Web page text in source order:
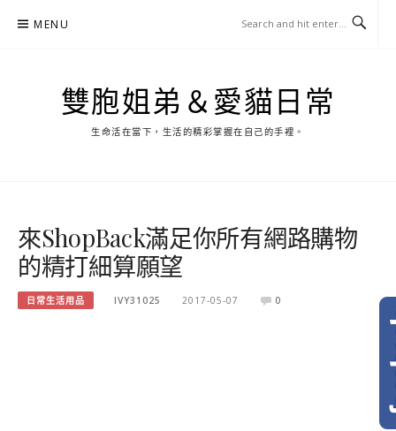
MENU
雙胞姐弟＆愛貓日常
生命活在當下，生活的精彩掌握在自己的手裡。
來ShopBack滿足你所有網路購物
的精打細算願望
日常生活用品 IVY31025 2017-05-07 0